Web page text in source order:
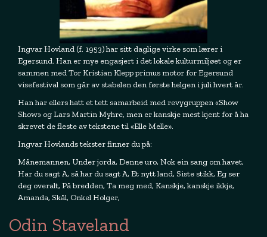
Ingvar Hovland (f. 1953) har sitt daglige virke som lærer i
Egersund. Han er mye engasjert i det lokale kulturmiljøet og er
sammen med Tor Kristian Klepp primus motor for Egersund
visefestival som går av stabelen den første helgen i juli hvert år.
Han har ellers hatt et tett samarbeid med revygruppen «Show
Show» og Lars Martin Myhre, men er kanskje mest kjent for å ha
skrevet de fleste av tekstene til «Elle Melle».
Ingvar Hovlands tekster finner du på:
Månemannen, Under jorda, Denne uro, Nok ein sang om havet,
Har du sagt A, så har du sagt A, Et nytt land, Siste stikk, Eg ser
deg overalt, På bredden, Ta meg med, Kanskje, kanskje ikkje,
Amanda, Skål, Onkel Holger,
Odin Staveland